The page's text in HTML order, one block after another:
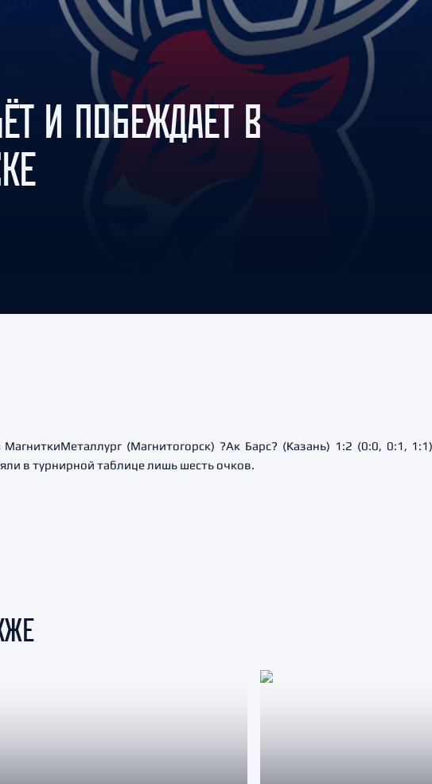
Амур
Барыс
Салават Юлаев
Сибирь
И ПОБЕЖДАЕТ В
(Магнитогорск) ?Ак Барс? (Казань) 1:2 (0:0, 0:1,
в турнирной таблице лишь шесть очков.